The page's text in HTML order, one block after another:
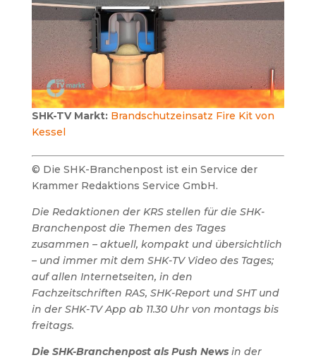
SHK-TV Markt: Brandschutzeinsatz Fire Kit von
Kessel
© Die SHK-Branchenpost ist ein Service der
Krammer Redaktions Service GmbH.
Die Redaktionen der KRS stellen für die SHK-
Branchenpost die Themen des Tages
zusammen – aktuell, kompakt und übersichtlich
– und immer mit dem SHK-TV Video des Tages;
auf allen Internetseiten, in den
Fachzeitschriften RAS, SHK-Report und SHT und
in der SHK-TV App ab 11.30 Uhr von montags bis
freitags.
Die SHK-Branchenpost als Push Newsin der